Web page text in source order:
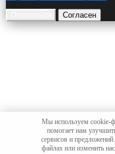
Мы используем cookie-
помогает нам
сервисов и
файлах или изменить
Согласен